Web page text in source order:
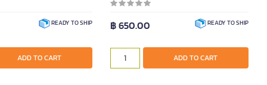
READY TO SHIP
ADD TO CART
฿ 650.00 READY TO SHIP
ADD TO CART